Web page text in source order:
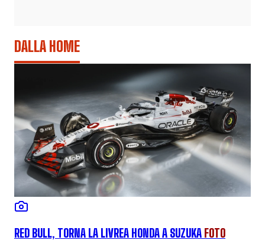
DALLA HOME
RED BULL, TORNA LA LIVREA HONDA A SUZUKA FOTO